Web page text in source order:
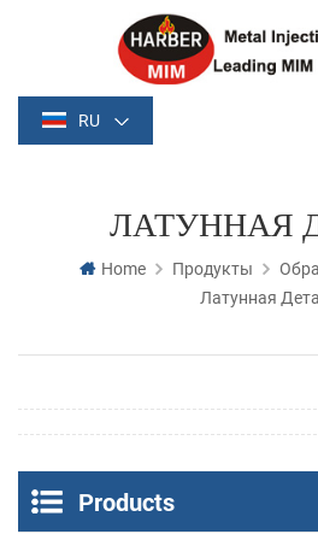
RU
ЛАТУННАЯ
Home Продукты
Латунная
Products